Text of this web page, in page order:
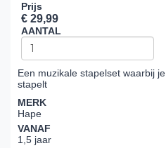
Prijs
€ 29,99
AANTAL
Een muzikale stapelset waarbij
stapelt
MERK
Hape
VANAF
1,5 jaar